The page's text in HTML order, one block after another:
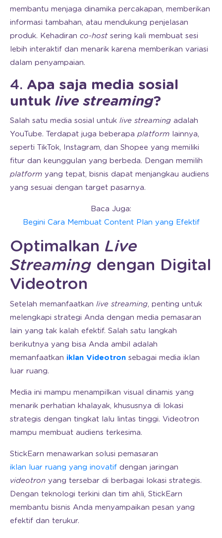
membantu menjaga dinamika percakapan, memberikan
informasi tambahan, atau mendukung penjelasan
produk. Kehadiran co-hostsering kali membuat sesi
lebih interaktif dan menarik karena memberikan variasi
dalam penyampaian.
4. Apa saja media sosial
untuk live streaming?
Salah satu media sosial untuk live streaming adalah
YouTube. Terdapat juga beberapa platform lainnya,
seperti TikTok, Instagram, dan Shopee yang memiliki
fitur dan keunggulan yang berbeda. Dengan memilih
platform yang tepat, bisnis dapat menjangkau audiens
yang sesuai dengan target pasarnya.
Baca Juga:
Begini Cara Membuat Content Plan yang Efektif
Optimalkan Live
Streaming dengan Digital
Videotron
Setelah memanfaatkan live streaming, penting untuk
melengkapi strategi Anda dengan media pemasaran
lain yang tak kalah efektif. Salah satu langkah
berikutnya yang bisa Anda ambil adalah
memanfaatkan iklan Videotron sebagai media iklan
luar ruang.
Media ini mampu menampilkan visual dinamis yang
menarik perhatian khalayak, khususnya di lokasi
strategis dengan tingkat lalu lintas tinggi. Videotron
mampu membuat audiens terkesima.
StickEarn menawarkan solusi pemasaran
iklan luar ruang yang inovatif dengan jaringan
videotron yang tersebar di berbagai lokasi strategis.
Dengan teknologi terkini dan tim ahli, StickEarn
membantu bisnis Anda menyampaikan pesan yang
efektif dan terukur.